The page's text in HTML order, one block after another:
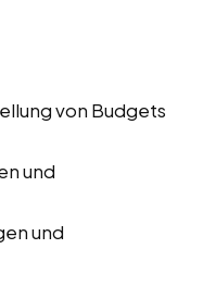
von Budgets
und
und